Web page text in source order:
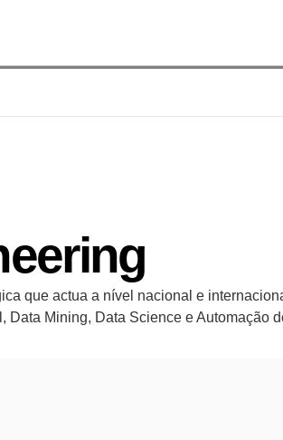
que actua a nível nacional e
Data Mining, Data Science e Automação